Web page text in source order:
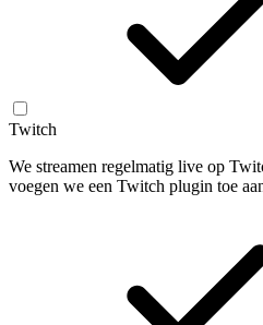
Twitch
We streamen regelmatig live op
voegen we een Twitch plugin toe